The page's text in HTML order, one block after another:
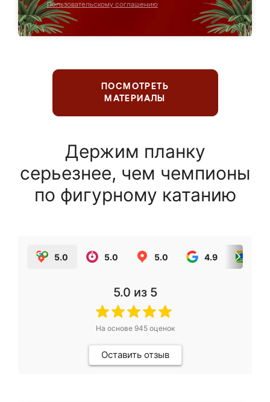
Пользовательскому соглашению
ПОСМОТРЕТЬ
МАТЕРИАЛЫ
Держим планку
серьезнее, чем чемпионы
по фигурному катанию
5.0 5.0 5.0 4.9
5.0 из 5
На основе 945оценок
Оставить отзыв